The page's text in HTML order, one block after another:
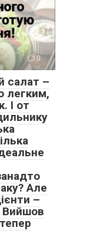
0
салат –
легким,
І от
Але
–
Вийшов